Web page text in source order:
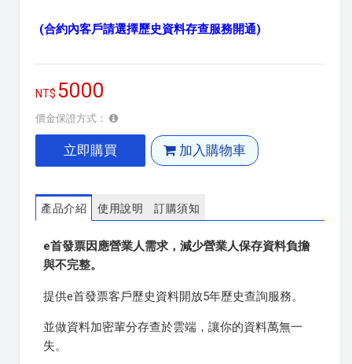
(合約內客戶請選擇歷史資料存查服務開通)
5000
價金保證方式：
立即購買 加入購物車
產品介紹 使用說明 訂購須知
e首發票因應營業人需求，減少營業人保存資料負擔
與不完整。
提供e首發票客戶歷史資料開放5年歷史查詢服務。
並做資料加密輩分存查於雲端，讓你的資料萬無一
失。